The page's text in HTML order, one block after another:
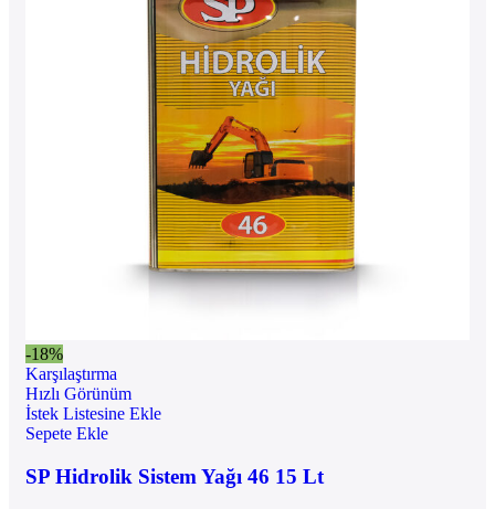
-18%
Karşılaştırma
Hızlı Görünüm
İstek Listesine Ekle
Sepete Ekle
SP Hidrolik Sistem Yağı 46 15 Lt